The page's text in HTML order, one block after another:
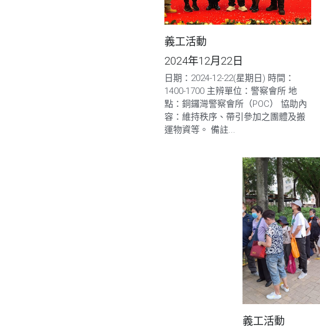
義工活動
2024年12月22日
日期：2024-12-22(星期日) 時間：
1400-1700 主辨單位：警察會所 地
點：銅鑼灣警察會所（POC） 協助內
容：維持秩序、帶引參加之團體及搬
運物資等。 備註...
義工活動